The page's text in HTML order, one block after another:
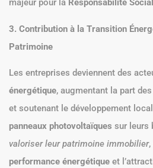
majeur pour la Responsabilité
3. Contribution à la Transition
Patrimoine
Les entreprises deviennent des
énergétique, augmentant la part des
et soutenant le développement
panneaux photovoltaïques sur leurs
valoriser leur patrimoine immobilier,
performance énergétique et